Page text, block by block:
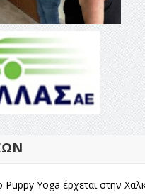
Yoga έρχεται στην